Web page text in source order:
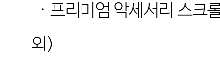
·프리미엄 악세서리 스크
외 )